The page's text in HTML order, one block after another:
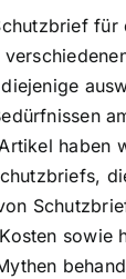
für
haben
sowie